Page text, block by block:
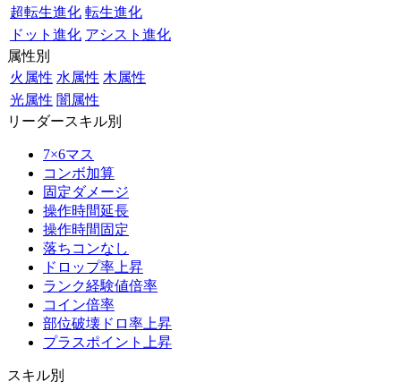
超転生進化 転生進化
ドット進化 アシスト進化
属性別
火属性 水属性 木属性
光属性 闇属性
リーダースキル別
7×6マス
コンボ加算
固定ダメージ
操作時間延長
操作時間固定
落ちコンなし
ドロップ率上昇
ランク経験値倍率
コイン倍率
部位破壊ドロ率上昇
プラスポイント上昇
スキル別